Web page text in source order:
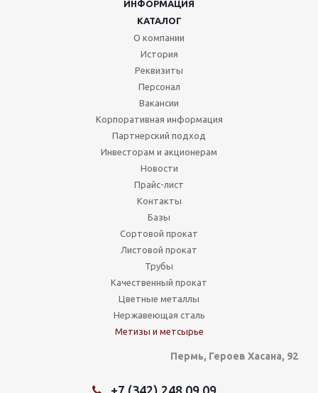
ИНФОРМАЦИЯ
КАТАЛОГ
О компании
История
Реквизиты
Персонал
Вакансии
Корпоративная информация
Партнерский подход
Инвесторам и акционерам
Новости
Прайс-лист
Контакты
Базы
Сортовой прокат
Листовой прокат
Трубы
Качественный прокат
Цветные металлы
Нержавеющая сталь
Метизы и метсырье
Пермь, Героев Хасана, 92
+7 (342) 248 09 09